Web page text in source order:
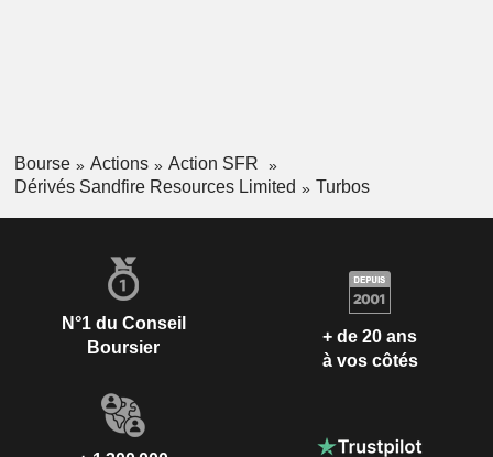
Bourse Actions
Action SFR
Dérivés Sandfire Resources Limited
Turbos
N°1 du Conseil
Boursier
+ de 20 ans
à vos côtés